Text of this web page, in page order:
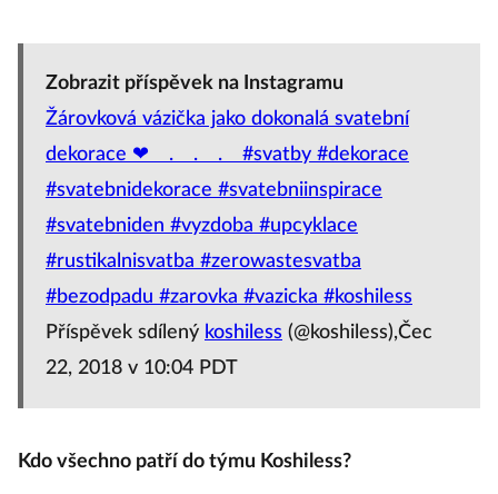
Zobrazit příspěvek na Instagramu
Žárovková vázička jako dokonalá svatební
dekorace ❤︎⠀ .⠀ .⠀ .⠀ #svatby #dekorace
#svatebnidekorace #svatebniinspirace
#svatebniden #vyzdoba #upcyklace
#rustikalnisvatba #zerowastesvatba
#bezodpadu #zarovka #vazicka #koshiless
Příspěvek sdílený koshiless (@koshiless),Čec
22, 2018 v 10:04 PDT
Kdo všechno patří do týmu Koshiless?